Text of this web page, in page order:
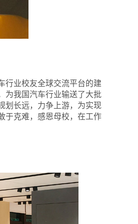
行业校友全球交流平台的建
为我国汽车行业输送了大批
划长远，力争上游，为实现
于克难，感恩母校，在工作